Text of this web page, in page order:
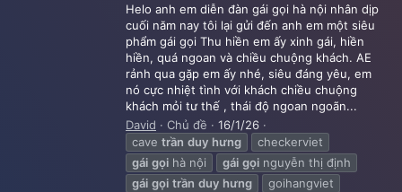
Helo anh em diễn đàn gái gọi hà nội nhân dịp
cuối năm nay tôi lại gửi đến anh em một siêu
phẩm gái gọi Thu hiền em ấy xinh gái, hiền
hiền, quá ngoan và chiều chuộng khách. AE
rảnh qua gặp em ấy nhé, siêu đáng yêu, em
nó cực nhiệt tình với khách chiều chuộng
khách mỏi tư thế , thái độ ngoan ngoãn...
David
Chủ đề
16/1/26
cave trần duy hưng
checkerviet
gái gọi hà nội gái gọi nguyễn thị định
gái gọi trần duy hưng
goihangviet